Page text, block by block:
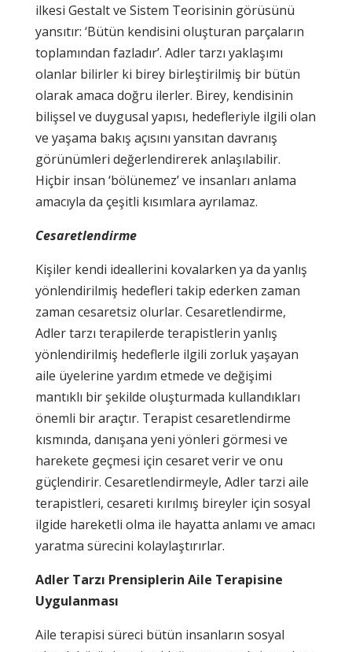
ilkesi Gestalt ve Sistem Teorisinin görüsünü
yansıtır: ‘Bütün kendisini oluşturan parçaların
toplamından fazladır’. Adler tarzı yaklaşımı
olanlar bilirler ki birey birleştirilmiş bir bütün
olarak amaca doğru ilerler. Birey, kendisinin
bilişsel ve duygusal yapısı, hedefleriyle ilgili olan
ve yaşama bakış açısını yansıtan davranış
görünümleri değerlendirerek anlaşılabilir.
Hiçbir insan ‘bölünemez’ ve insanları anlama
amacıyla da çeşitli kısımlara ayrılamaz.
Cesaretlendirme
Kişiler kendi ideallerini kovalarken ya da yanlış
yönlendirilmiş hedefleri takip ederken zaman
zaman cesaretsiz olurlar. Cesaretlendirme,
Adler tarzı terapilerde terapistlerin yanlış
yönlendirilmiş hedeflerle ilgili zorluk yaşayan
aile üyelerine yardım etmede ve değişimi
mantıklı bir şekilde oluşturmada kullandıkları
önemli bir araçtır. Terapist cesaretlendirme
kısmında, danışana yeni yönleri görmesi ve
harekete geçmesi için cesaret verir ve onu
güçlendirir. Cesaretlendirmeyle, Adler tarzi aile
terapistleri, cesareti kırılmış bireyler için sosyal
ilgide hareketli olma ile hayatta anlamı ve amacı
yaratma sürecini kolaylaştırırlar.
Adler Tarzı Prensiplerin Aile Terapisine
Uygulanması
Aile terapisi süreci bütün insanların sosyal